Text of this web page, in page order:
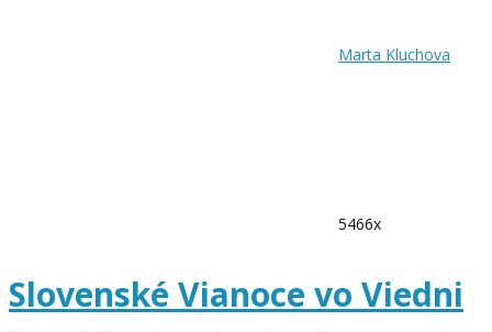
Marta Kluchova
5466x
Slovenské Vianoce vo Viedni